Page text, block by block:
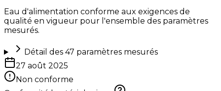
Eau d'alimentation conforme aux exigences de
qualité en vigueur pour l'ensemble des paramètres
mesurés.
Détail des 47 paramètres mesurés
27 août 2025
Non conforme